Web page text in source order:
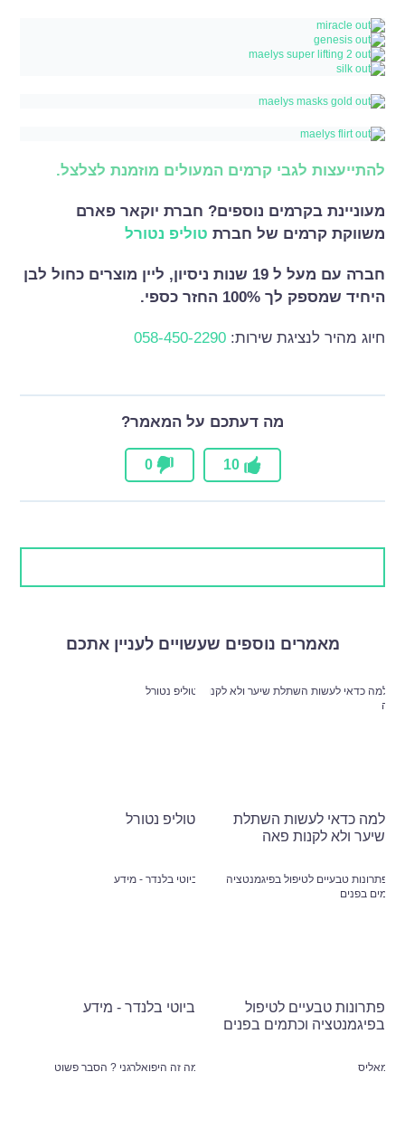
להתייעצות לגבי קרמים המעולים מוזמנת לצלצל.
מעוניינת בקרמים נוספים? חברת יוקאר פארם
משווקת קרמים של חברת טוליפ נטורל
חברה עם מעל ל 19 שנות ניסיון, ליין מוצרים כחול לבן
היחיד שמספק לך 100% החזר כספי.
חיוג מהיר לנציגת שירות:058-450-2290
מה דעתכם על המאמר?
10
0
מאמרים נוספים שעשויים לעניין אתכם
למה כדאי לעשות השתלת
שיער ולא לקנות פאה
טוליפ נטורל
פתרונות טבעיים לטיפול
בפיגמנטציה וכתמים בפנים
ביוטי בלנדר - מידע